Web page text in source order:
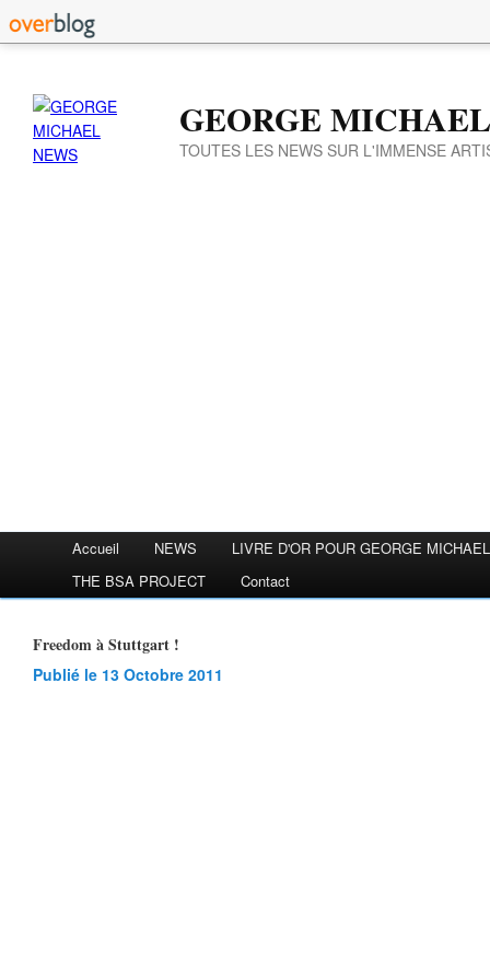
GEORGE
TOUTES LES NEWS SUR L'IMMENSE
Accueil NEWS
LIVRE D'OR POUR GEORGE MICHAEL
THE BSA PROJECT
Contact
Freedom à Stuttgart !
Publié le 13 Octobre 2011